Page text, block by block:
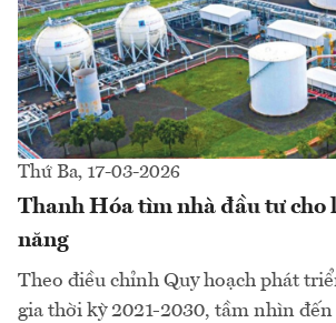
Thứ Ba, 17-03-2026
Thanh Hóa tìm nhà đầu tư cho
năng
Theo điều chỉnh Quy hoạch phát
gia thời kỳ 2021-2030, tầm nhìn